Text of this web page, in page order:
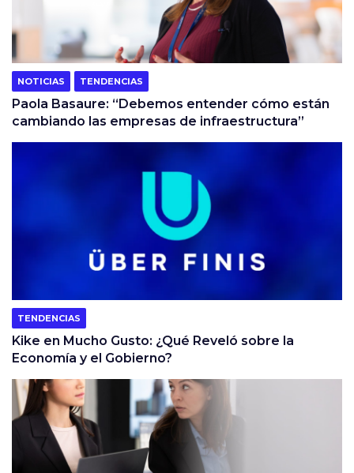
NOTICIAS TENDENCIAS
Paola Basaure: “Debemos entender cómo están
cambiando las empresas de infraestructura”
TENDENCIAS
Kike en Mucho Gusto: ¿Qué Reveló sobre la
Economía y el Gobierno?